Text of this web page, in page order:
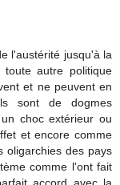
l'austérité jusqu'à la
autre politique
et ne peuvent en
sont de dogmes
choc extérieur ou
et encore comme
oligarchies des pays
comme l'ont fait
accord avec la